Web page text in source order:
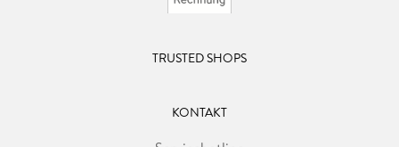
TRUSTED SHOPS
KONTAKT